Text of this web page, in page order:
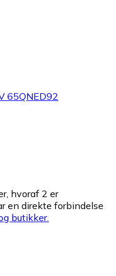
65QNED92
hvoraf 2 er
en direkte forbindelse
butikker.